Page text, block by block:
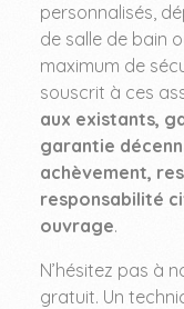
personnalisés,
de salle de bain
maximum de
souscrit à ces
aux existants,
garantie
achèvement,
responsabilité
ouvrage.
N’hésitez pas à
gratuit. Un